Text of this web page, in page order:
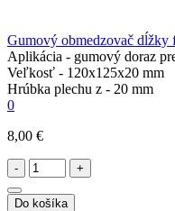
Gumový obmedzovač dĺžky
Aplikácia - gumový doraz
Veľkosť - 120x125x20 mm
Hrúbka plechu z - 20 mm
0
8,00 €
- +
Do košíka